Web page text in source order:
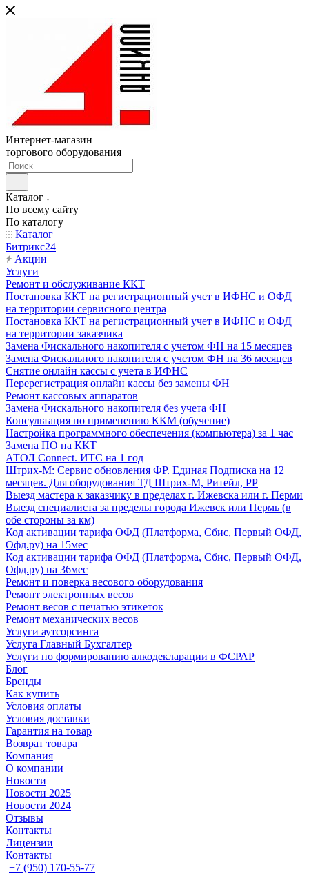
Интернет-магазин
торгового оборудования
Каталог
По всему сайту
По каталогу
Каталог
Битрикс24
Акции
Услуги
Ремонт и обслуживание ККТ
Постановка ККТ на регистрационный учет в ИФНС и ОФД
на территории сервисного центра
Постановка ККТ на регистрационный учет в ИФНС и ОФД
на территории заказчика
Замена Фискального накопителя с учетом ФН на 15 месяцев
Замена Фискального накопителя с учетом ФН на 36 месяцев
Снятие онлайн кассы с учета в ИФНС
Перерегистрация онлайн кассы без замены ФН
Ремонт кассовых аппаратов
Замена Фискального накопителя без учета ФН
Консультация по применению ККМ (обучение)
Настройка программного обеспечения (компьютера) за 1 час
Замена ПО на ККТ
АТОЛ Connect. ИТС на 1 год
Штрих-М: Сервис обновления ФР. Единая Подписка на 12
месяцев. Для оборудования ТД Штрих-М, Ритейл, РР
Выезд мастера к заказчику в пределах г. Ижевска или г. Перми
Выезд специалиста за пределы города Ижевск или Пермь (в
обе стороны за км)
Код активации тарифа ОФД (Платформа, Сбис, Первый ОФД,
Офд.ру) на 15мес
Код активации тарифа ОФД (Платформа, Сбис, Первый ОФД,
Офд.ру) на 36мес
Ремонт и поверка весового оборудования
Ремонт электронных весов
Ремонт весов с печатью этикеток
Ремонт механических весов
Услуги аутсорсинга
Услуга Главный Бухгалтер
Услуги по формированию алкодекларации в ФСРАР
Блог
Бренды
Как купить
Условия оплаты
Условия доставки
Гарантия на товар
Возврат товара
Компания
О компании
Новости
Новости 2025
Новости 2024
Отзывы
Контакты
Лицензии
Контакты
+7 (950) 170-55-77